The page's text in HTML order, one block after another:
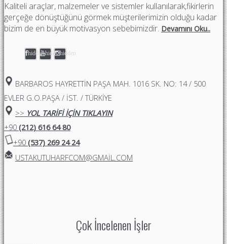
Kaliteli araçlar, malzemeler ve sistemler kullanılarak,fikirlerin
gerçeğe dönüştüğünü görmek müşterilerimizin olduğu kadar
bizim de en büyük motivasyon sebebimizdir. Devamını Oku..
hiddenhiddenhidden
BARBAROS HAYRETTIN PAŞA MAH. 1016 SK. NO: 14 / 500
EVLER G.O.PAŞA / İST. / TÜRKİYE
>> YOL TARİFİ İÇİN TIKLAYIN
+90 (212) 616 64 80
+90 (537) 269 24 24
USTAKUTUHARFCOM@GMAIL.COM
Çok İncelenen İşler